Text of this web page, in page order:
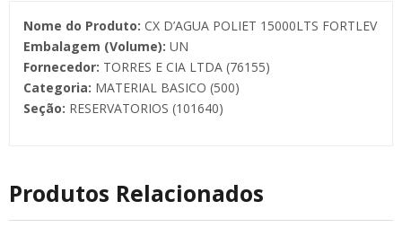
Nome do Produto: CX D’AGUA POLIET 15000LTS FORTLEV
Embalagem (Volume): UN
Fornecedor: TORRES E CIA LTDA (76155)
Categoria: MATERIAL BASICO (500)
Seção: RESERVATORIOS (101640)
Produtos Relacionados